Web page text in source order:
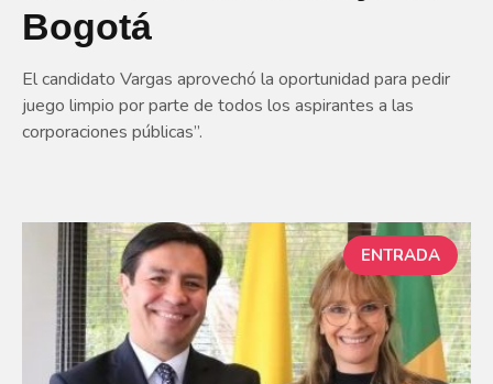
Bogotá
El candidato Vargas aprovechó la oportunidad para pedir
juego limpio por parte de todos los aspirantes a las
corporaciones públicas”.
ENTRADA